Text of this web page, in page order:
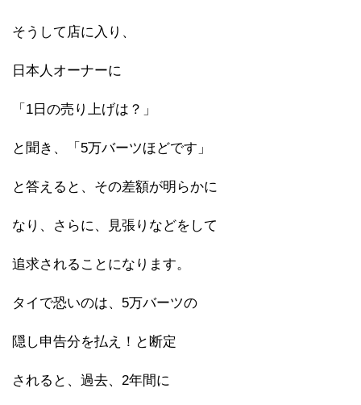
そうして店に入り、
日本人オーナーに
「1日の売り上げは？」
と聞き、「5万バーツほどです」
と答えると、その差額が明らかに
なり、さらに、見張りなどをして
追求されることになります。
タイで恐いのは、5万バーツの
隠し申告分を払え！と断定
されると、過去、2年間に